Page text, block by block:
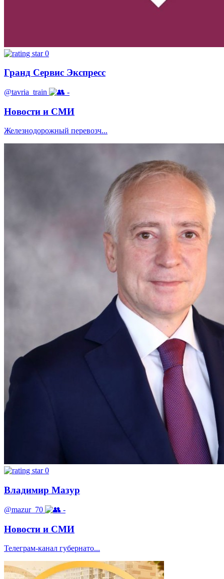
0
Гранд Сервис Экспресс
@tavria_train -
Новости и СМИ
Железнодорожный перевозч...
0
Владимир Мазур
@mazur_70 -
Новости и СМИ
Телеграм-канал губернато...